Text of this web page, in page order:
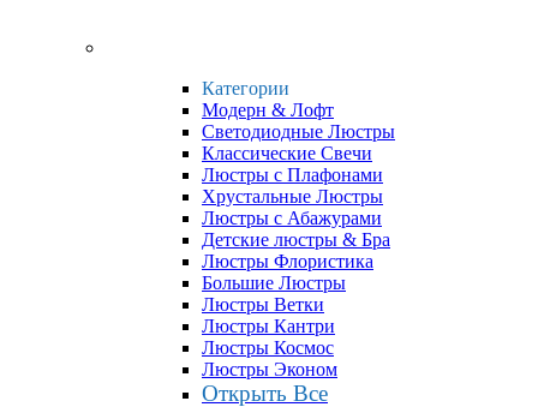
Категории
Модерн & Лофт
Светодиодные Люстры
Классические Свечи
Люстры с Плафонами
Хрустальные Люстры
Люстры с Абажурами
Детские люстры & Бра
Люстры Флористика
Большие Люстры
Люстры Ветки
Люстры Кантри
Люстры Космос
Люстры Эконом
Открыть Все